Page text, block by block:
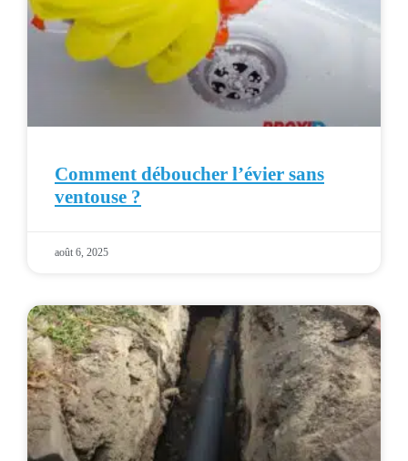
Comment déboucher l’évier sans
ventouse ?
août 6, 2025